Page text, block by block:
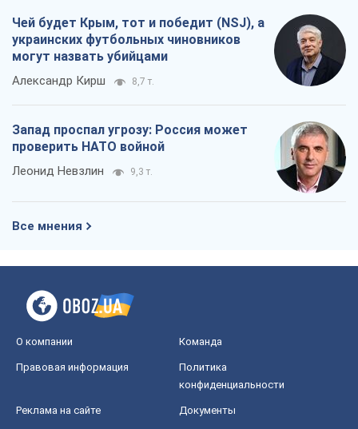
Чей будет Крым, тот и победит (NSJ), а
украинских футбольных чиновников
могут назвать убийцами
Александр Кирш 8,7 т.
Запад проспал угрозу: Россия может
проверить НАТО войной
Леонид Невзлин 9,3 т.
Все мнения
О компании Команда
Правовая информация
Политика
конфиденциальности
Реклама на сайте Документы